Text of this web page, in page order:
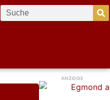
ANZEIGE